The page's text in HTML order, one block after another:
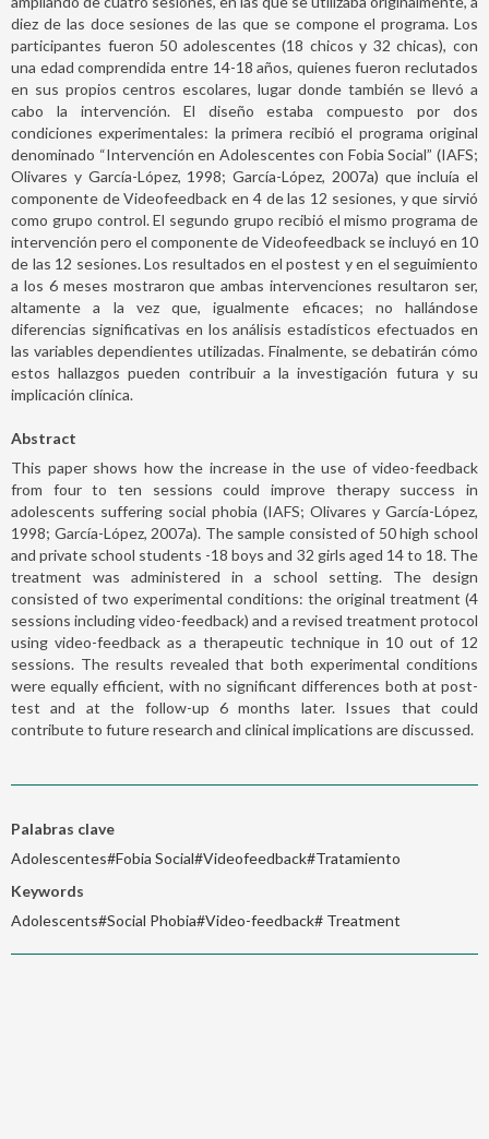
diez de las doce sesiones de las que se compone el programa. Los
participantes fueron 50 adolescentes (18 chicos y 32 chicas), con
una edad comprendida entre 14-18 años, quienes fueron reclutados
en sus propios centros escolares, lugar donde también se llevó a
cabo la intervención. El diseño estaba compuesto por dos
condiciones experimentales: la primera recibió el programa original
denominado “Intervención en Adolescentes con Fobia Social” (IAFS;
Olivares y García-López, 1998; García-López, 2007a) que incluía el
componente de Videofeedback en 4 de las 12 sesiones, y que sirvió
como grupo control. El segundo grupo recibió el mismo programa de
intervención pero el componente de Videofeedback se incluyó en 10
de las 12 sesiones. Los resultados en el postest y en el seguimiento
a los 6 meses mostraron que ambas intervenciones resultaron ser,
altamente a la vez que, igualmente eficaces; no hallándose
diferencias significativas en los análisis estadísticos efectuados en
las variables dependientes utilizadas. Finalmente, se debatirán cómo
estos hallazgos pueden contribuir a la investigación futura y su
implicación clínica.
Abstract
This paper shows how the increase in the use of video-feedback
from four to ten sessions could improve therapy success in
adolescents suffering social phobia (IAFS; Olivares y García-López,
1998; García-López, 2007a). The sample consisted of 50 high school
and private school students -18 boys and 32 girls aged 14 to 18. The
treatment was administered in a school setting. The design
consisted of two experimental conditions: the original treatment (4
sessions including video-feedback) and a revised treatment protocol
using video-feedback as a therapeutic technique in 10 out of 12
sessions. The results revealed that both experimental conditions
were equally efficient, with no significant differences both at post-
test and at the follow-up 6 months later. Issues that could
contribute to future research and clinical implications are discussed.
Palabras clave
Adolescentes#Fobia Social#Videofeedback#Tratamiento
Keywords
Adolescents#Social Phobia#Video-feedback# Treatment